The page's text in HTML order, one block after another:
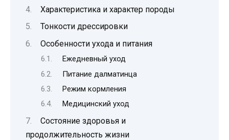
Характеристика и характер породы
Тонкости дрессировки
Особенности ухода и питания
Ежедневный уход
Питание далматинца
Режим кормления
Медицинский уход
Состояние здоровья и
продолжительность жизни